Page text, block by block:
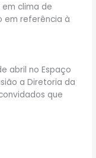
clima de
em referência à
abril no Espaço
a Diretoria da
que